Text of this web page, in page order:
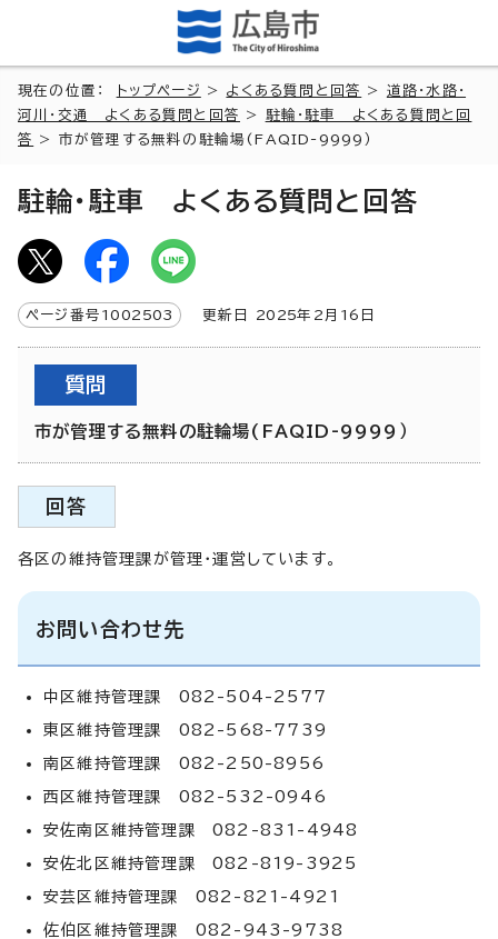
現在の位置： トップページ > よくある質問と回答 > 道路・水路・
河川・交通 よくある質問と回答
>
駐輪・駐車 よくある質問と回
答
> 市が管理する無料の駐輪場(FAQID-9999）
駐輪・駐車 よくある質問と回答
ページ番号 1002503 更新日 2025年2月 16 日
質問
市が管理する無料の駐輪場(FAQID-9999）
回答
各区の維持管理課が管理・運営しています。
お問い合わせ先
中区維持管理課 082-504-2577
東区維持管理課 082-568-7739
南区維持管理課 082-250-8956
西区維持管理課 082-532-0946
安佐南区維持管理課 082-831-4948
安佐北区維持管理課 082-819-3925
安芸区維持管理課 082-821-4921
佐伯区維持管理課 082-943-9738